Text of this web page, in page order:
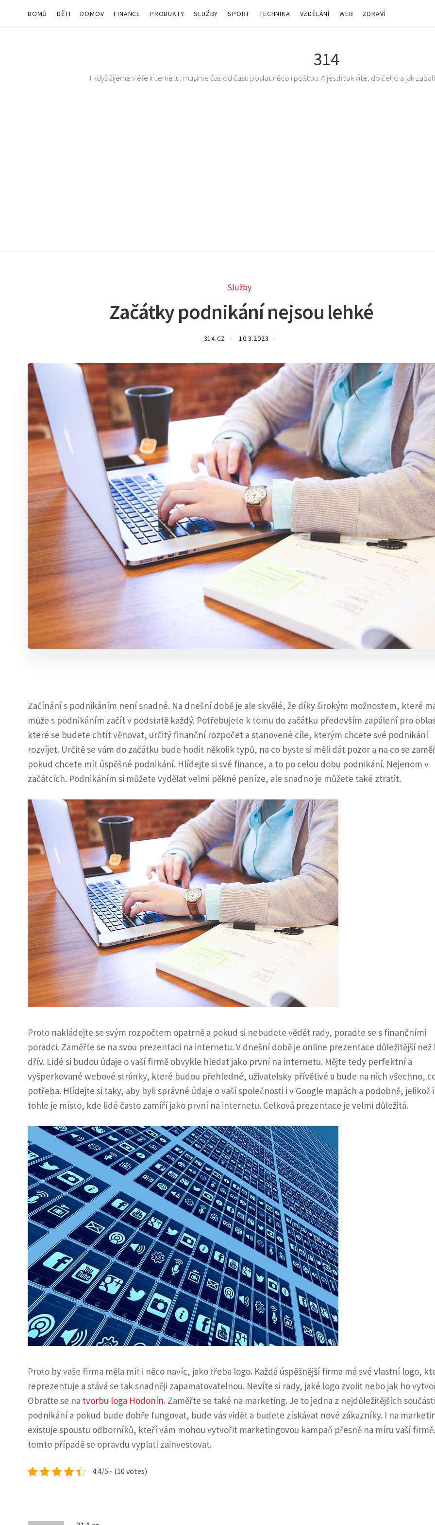
DOMŮ DĚTI DOMOV FINANCE PRODUKTY SLUŽBY SPORT TECHNIKA VZDĚLÁNÍ WEB ZDRAVÍ
314
I když žijeme v éře internetu, musíme čas od času poslat něco i poštou. A jestlipak víte, do čeho a jak
Služby
Začátky podnikání nejsou lehké
314.CZ 10.3.2023
Začínání s podnikáním není snadné. Na dnešní době je ale skvělé, že díky širokým možnostem, které
může s podnikáním začít v podstatě každý. Potřebujete k tomu do začátku především zapálení pro
které se budete chtít věnovat, určitý finanční rozpočet a stanovené cíle, kterým chcete své podnikání
rozvíjet. Určitě se vám do začátku bude hodit několik typů, na co byste si měli dát pozor a na co se
pokud chcete mít úspěšné podnikání. Hlídejte si své finance, a to po celou dobu podnikání. Nejenom v
začátcích. Podnikáním si můžete vydělat velmi pěkné peníze, ale snadno je můžete také ztratit.
Proto nakládejte se svým rozpočtem opatrně a pokud si nebudete vědět rady, poraďte se s finančními
poradci. Zaměřte se na svou prezentaci na internetu. V dnešní době je online prezentace důležitější než
dřív. Lidé si budou údaje o vaší firmě obvykle hledat jako první na internetu. Mějte tedy perfektní a
vyšperkované webové stránky, které budou přehledné, uživatelsky přívětivé a bude na nich všechno,
potřeba. Hlídejte si taky, aby byli správné údaje o vaší společnosti i v Google mapách a podobně, jelikož i
tohle je místo, kde lidé často zamíří jako první na internetu. Celková prezentace je velmi důležitá.
Proto by vaše firma měla mít i něco navíc, jako třeba logo. Každá úspěšnější firma má své vlastní logo,
reprezentuje a stává se tak snadněji zapamatovatelnou. Nevíte si rady, jaké logo zvolit nebo jak ho
Obraťte se na tvorbu loga Hodonín. Zaměřte se také na marketing. Je to jedna z nejdůležitějších
podnikání a pokud bude dobře fungovat, bude vás vidět a budete získávat nové zákazníky. I na
existuje spoustu odborníků, kteří vám mohou vytvořit marketingovou kampaň přesně na míru vaší
tomto případě se opravdu vyplatí zainvestovat.
4.4/5 - (10 votes)